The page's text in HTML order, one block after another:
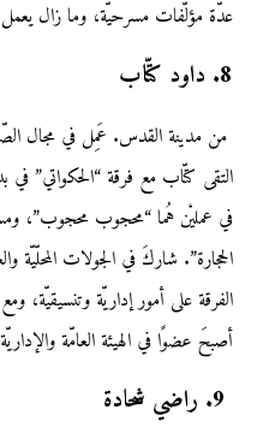
عدّة مؤلّفات مسرحيّة، وما زال
8. داود كتّاب
من مدينة القدس. عَمِل في مجال
التقى كتّاب مع فرقة “الحكواتي” في
في عمليْن هُما “محجوب محجوب”،
الحجارة”. شاركَ في الجولات المحلّيّة
الفرقة على أمور إداريّة وتنسيقيّة،
أصبحَ عضوًا في الهيئة العامّة